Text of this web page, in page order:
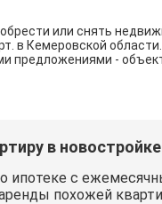
или снять
в Кемеровской
предложениями -
в
ипотеке с
похожей